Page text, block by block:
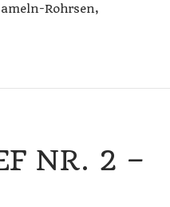
Rohrsen,
NR. 2 –